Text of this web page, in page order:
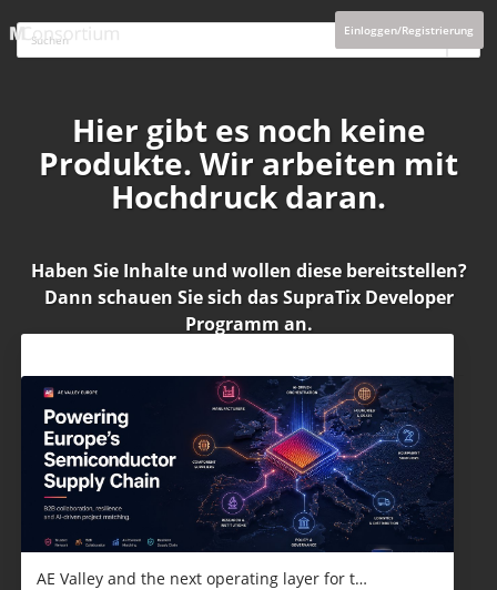
Einloggen/Registrierung
Hier gibt es noch keine
Produkte. Wir arbeiten mit
Hochdruck daran.
Haben Sie Inhalte und wollen diese bereitstellen?
Dann schauen Sie sich dasSupraTix Developer
Programm an.
AE Valley and the next operating layer for t…